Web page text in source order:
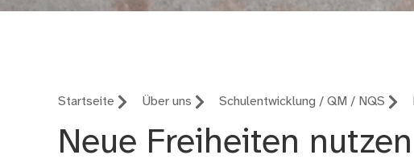
Startseite Über uns Schulentwicklung / QM / NQS
Neue Freiheiten nutzen